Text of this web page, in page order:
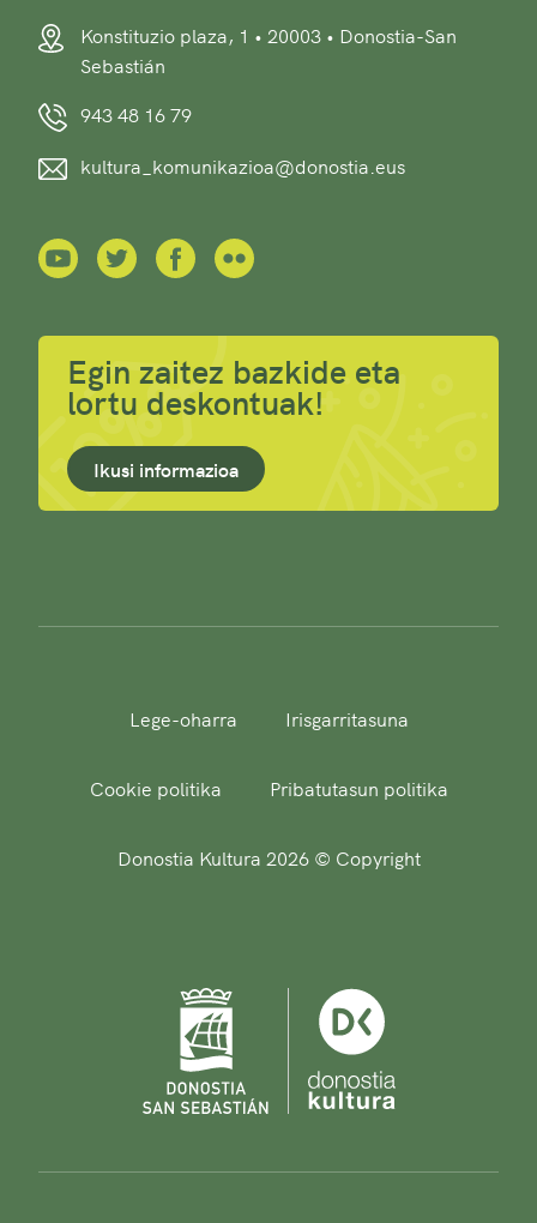
Konstituzio plaza, 1 • 20003 • Donostia-San
Sebastián
943 48 16 79
kultura_komunikazioa@donostia.eus
Egin zaitez bazkide eta
lortu deskontuak!
Ikusi informazioa
Lege-oharra Irisgarritasuna
Cookie politika Pribatutasun politika
Donostia Kultura 2026 © Copyright